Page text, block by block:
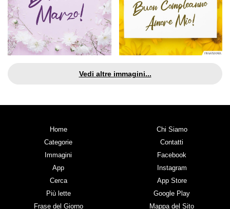
Vedi altre immagini...
Home
Categorie
Immagini
App
Cerca
Più lette
Frase del Giorno
Chi Siamo
Contatti
Facebook
Instagram
App Store
Google Play
Mappa del Sito